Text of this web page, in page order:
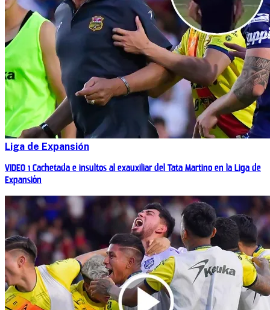
Liga de Expansión
VIDEO | Cachetada e insultos al exauxiliar del Tata Martino en la Liga de
Expansión